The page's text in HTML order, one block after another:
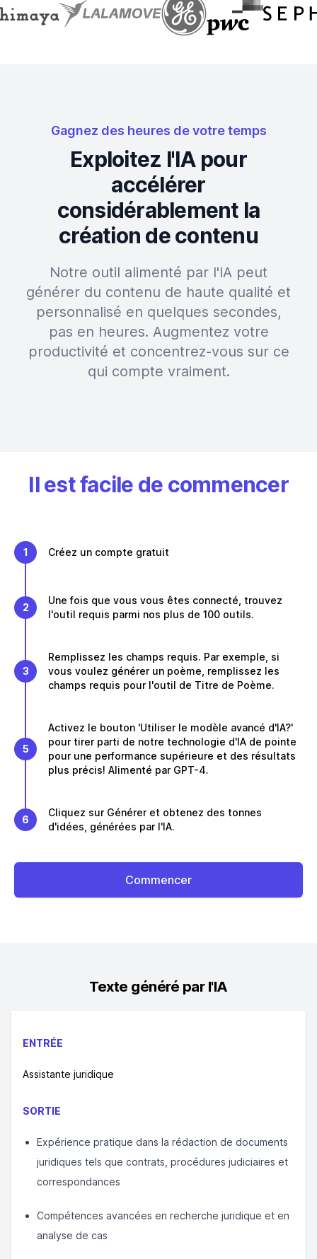
Gagnez des heures de votre temps
Exploitez l'IA pour
accélérer
considérablement la
création de contenu
Notre outil alimenté par l'IA peut
générer du contenu de haute qualité et
personnalisé en quelques secondes,
pas en heures. Augmentez votre
productivité et concentrez-vous sur ce
qui compte vraiment.
Il est facile de commencer
1 Créez un compte gratuit
2
Une fois que vous vous êtes connecté, trouvez
l'outil requis parmi nos plus de 100 outils.
3
Remplissez les champs requis. Par exemple, si
vous voulez générer un poème, remplissez les
champs requis pour l'outil de Titre de Poème.
5
Activez le bouton 'Utiliser le modèle avancé d'IA?'
pour tirer parti de notre technologie d'IA de pointe
pour une performance supérieure et des résultats
plus précis! Alimenté par GPT-4.
6
Cliquez sur Générer et obtenez des tonnes
d'idées, générées par l'IA.
Commencer
Texte généré par l'IA
ENTRÉE
Assistante juridique
SORTIE
Expérience pratique dans la rédaction de documents
juridiques tels que contrats, procédures judiciaires et
correspondances
Compétences avancées en recherche juridique et en
analyse de cas